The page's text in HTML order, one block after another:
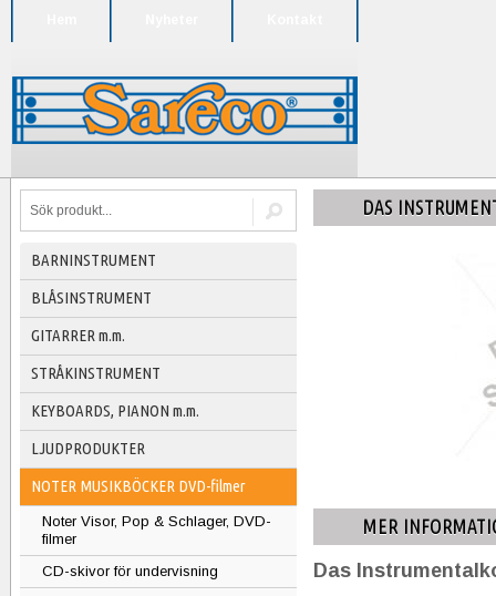
BARNINSTRUMENT
BLÅSINSTRUMENT
GITARRER m.m.
STRÅKINSTRUMENT
KEYBOARDS, PIANON m.m.
LJUDPRODUKTER
NOTER MUSIKBÖCKER DVD-filmer
Noter Visor, Pop & Schlager, DVD-
filmer
CD-skivor för undervisning
DAS
MER
Das